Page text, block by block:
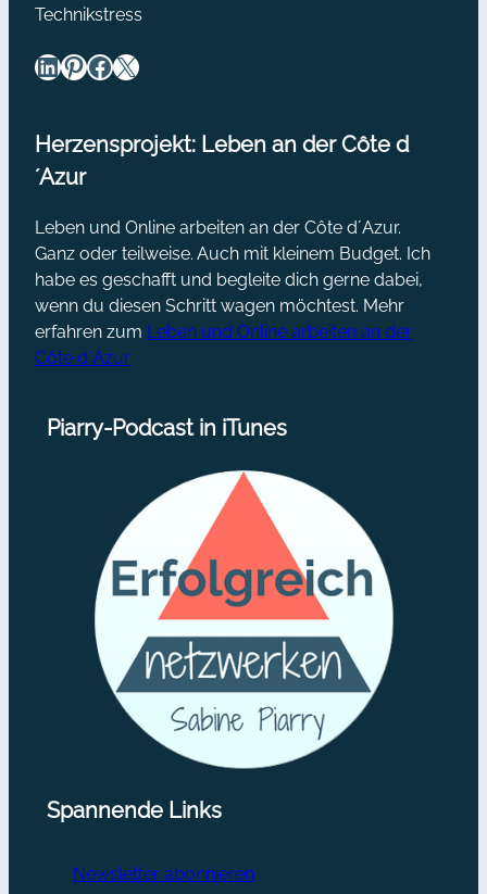
Technikstress
LinkedIn Pinterest Facebook X
Herzensprojekt: Leben an der Côte d
´Azur
Leben und Online arbeiten an der Côte d´Azur.
Ganz oder teilweise. Auch mit kleinem Budget. Ich
habe es geschafft und begleite dich gerne dabei,
wenn du diesen Schritt wagen möchtest. Mehr
erfahren zum Leben und Online arbeiten an der
Côte d´Azur
Piarry-Podcast in iTunes
Spannende Links
Newsletter abonnieren